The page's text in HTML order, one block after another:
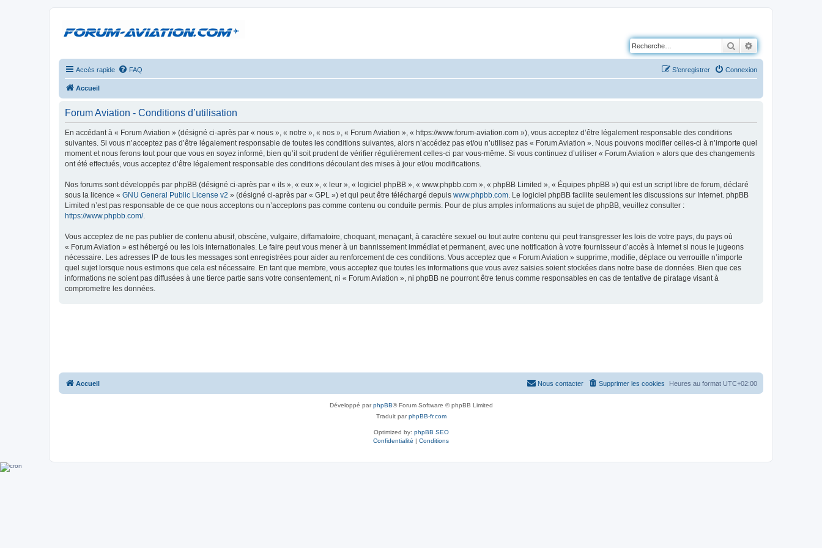
Rechercher
Accès rapide FAQ Connexion
S’enregistrer
Accueil
Forum Aviation - Conditions d’utilisation
En accédant à « Forum Aviation » (désigné ci-après par « nous », « notre », « nos », « Forum Aviation », « https://www.forum-aviation.com »), vous acceptez d’être légalement responsable des conditions
suivantes. Si vous n’acceptez pas d’être légalement responsable de toutes les conditions suivantes, alors n’accédez pas et/ou n’utilisez pas « Forum Aviation ». Nous pouvons modifier celles-ci à n’importe quel
moment et nous ferons tout pour que vous en soyez informé, bien qu’il soit prudent de vérifier régulièrement celles-ci par vous-même. Si vous continuez d’utiliser « Forum Aviation » alors que des changements
ont été effectués, vous acceptez d’être légalement responsable des conditions découlant des mises à jour et/ou modifications.
Nos forums sont développés par phpBB (désigné ci-après par « ils », « eux », « leur », « logiciel phpBB », « www.phpbb.com », « phpBB Limited », « Équipes phpBB ») qui est un script libre de forum, déclaré
sous la licence « GNU General Public License v2 » (désigné ci-après par « GPL ») et qui peut être téléchargé depuis www.phpbb.com. Le logiciel phpBB facilite seulement les discussions sur Internet. phpBB
Limited n’est pas responsable de ce que nous acceptons ou n’acceptons pas comme contenu ou conduite permis. Pour de plus amples informations au sujet de phpBB, veuillez consulter :
https://www.phpbb.com/.
Vous acceptez de ne pas publier de contenu abusif, obscène, vulgaire, diffamatoire, choquant, menaçant, à caractère sexuel ou tout autre contenu qui peut transgresser les lois de votre pays, du pays où
« Forum Aviation » est hébergé ou les lois internationales. Le faire peut vous mener à un bannissement immédiat et permanent, avec une notification à votre fournisseur d’accès à Internet si nous le jugeons
nécessaire. Les adresses IP de tous les messages sont enregistrées pour aider au renforcement de ces conditions. Vous acceptez que « Forum Aviation » supprime, modifie, déplace ou verrouille n’importe
quel sujet lorsque nous estimons que cela est nécessaire. En tant que membre, vous acceptez que toutes les informations que vous avez saisies soient stockées dans notre base de données. Bien que ces
informations ne soient pas diffusées à une tierce partie sans votre consentement, ni « Forum Aviation », ni phpBB ne pourront être tenus comme responsables en cas de tentative de piratage visant à
compromettre les données.
Accueil Heures au format UTC+02:00
Supprimer les cookies
Nous contacter
Développé parphpBB® Forum Software © phpBB Limited
Traduit parphpBB-fr.com
Optimized by: phpBB SEO
Confidentialité | Conditions